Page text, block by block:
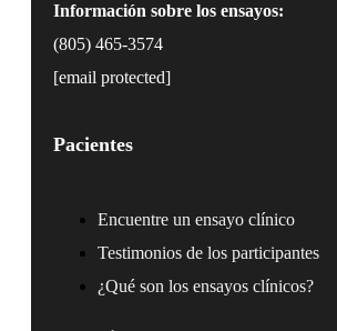
Información sobre los ensayos:
(805) 465-3574
[email protected]
Pacientes
Encuentre un ensayo clínico
Testimonios de los participantes
¿Qué son los ensayos clínicos?